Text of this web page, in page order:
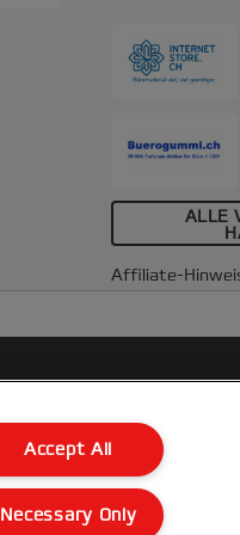
ALLE
Affiliate-
Accept All
Necessary Only